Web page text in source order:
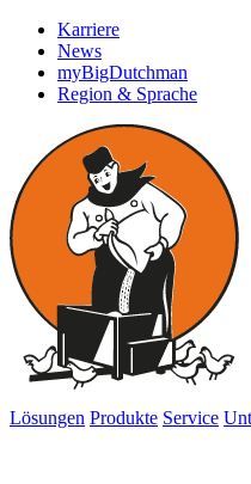
Karriere
News
myBigDutchman
Region & Sprache
Lösungen Produkte Service